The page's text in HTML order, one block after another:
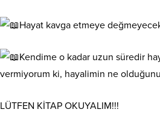
Hayat kavga etmeye
Kendime o kadar uzun süredir
vermiyorum ki, hayalimin ne
LÜTFEN KİTAP OKUYALIM!!!